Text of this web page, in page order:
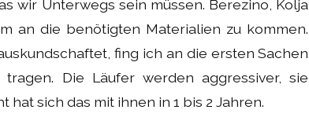
wir Unterwegs sein müssen. Berezino, Kolja
an die benötigten Materialien zu kommen.
fing ich an die ersten Sachen
Die Läufer werden aggressiver, sie
hat sich das mit ihnen in 1 bis 2 Jahren.